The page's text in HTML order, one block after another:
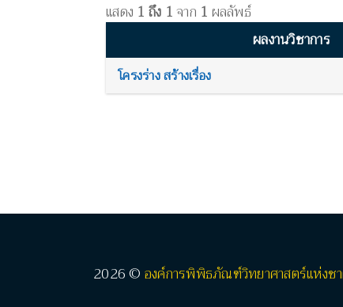
แสดง 1 ถึง 1จาก 1 ผลลัพธ์
ผลงานวิชาการ
โครงร่าง สร้างเรื่อง
2026 © องค์การพิพิธภัณฑ์วิทยาศาสตร์แห่งช